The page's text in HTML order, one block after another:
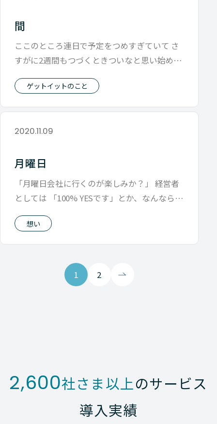
間
ここのところ連日で予定をつめすぎていて さ
すがに2週間もつづくときついなと思い始めて
ゲットイットのこと
2020.11.09
月曜日
「月曜日会社に行くのが楽しみか？」 経営者
としては 「100% YESです」とか、なんなら
想い
1 2
2,600社さま以上のサービス
導入実績